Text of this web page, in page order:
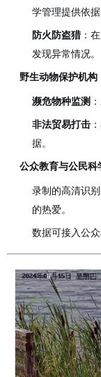
学管理提供依据
防火防盗猎：
发现异常情况。
野生动物保护机构
濒危物种监测
非法贸易打击
据。
公众教育与公民科
录制的高清识
的热爱。
数据可接入公